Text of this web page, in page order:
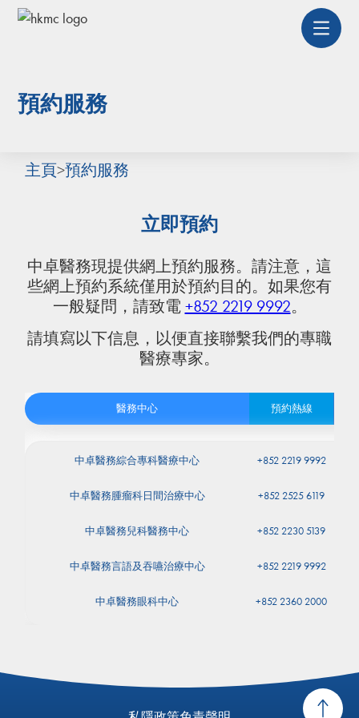
預約服務
主頁>預約服務
立即預約
中卓醫務現提供網上預約服務。請注意，這
些網上預約系統僅用於預約目的。如果您有
一般疑問，請致電+852 2219 9992。
請填寫以下信息，以便直接聯繫我們的專職
醫療專家。
醫務中心 預約熱線
中卓醫務綜合專科醫療中心 +852 2219 9992
中卓醫務腫瘤科日間治療中心 +852 2525 6119
中卓醫務兒科醫務中心 +852 2230 5139
中卓醫務言語及吞嚥治療中心 +852 2219 9992
中卓醫務眼科中心 +852 2360 2000
選擇服務